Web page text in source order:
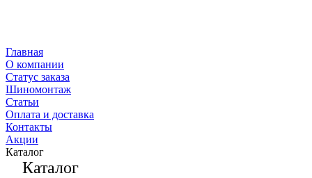
Главная
О компании
Статус заказа
Шиномонтаж
Статьи
Оплата и доставка
Контакты
Акции
Каталог
Каталог